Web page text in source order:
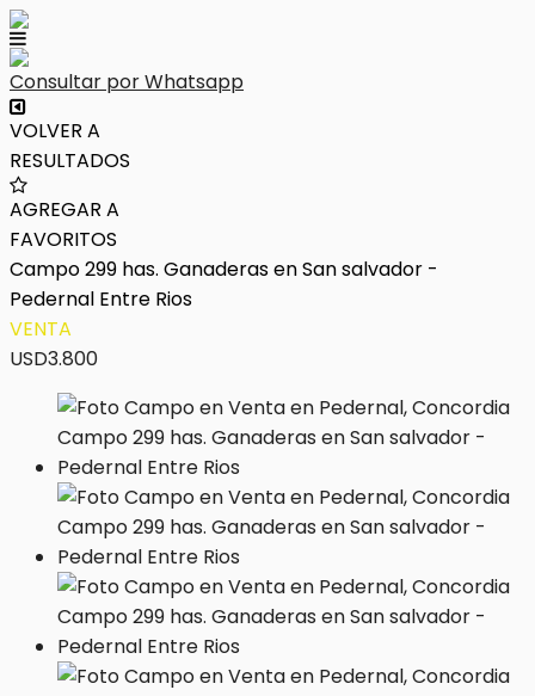
Consultar por Whatsapp
VOLVER A
RESULTADOS
AGREGAR A
FAVORITOS
Campo 299 has. Ganaderas en San salvador -
Pedernal Entre Rios
VENTA
USD3.800